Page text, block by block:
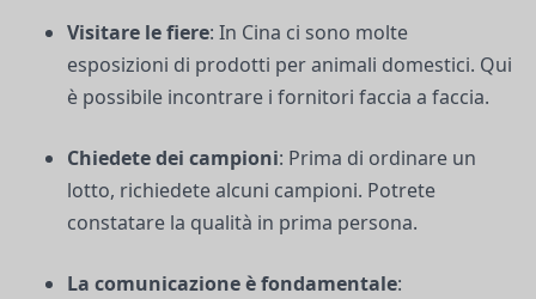
Visitare le fiere: In Cina ci sono molte
esposizioni di prodotti per animali domestici. Qui
è possibile incontrare i fornitori faccia a faccia.
Chiedete dei campioni: Prima di ordinare un
lotto, richiedete alcuni campioni. Potrete
constatare la qualità in prima persona.
La comunicazione è fondamentale: